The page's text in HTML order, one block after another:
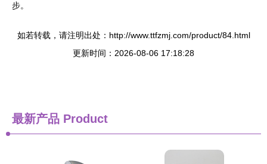
步。
如若转载，请注明出处：http://www.ttfzmj.com/product/84.html
更新时间：2026-08-06 17:18:28
最新产品 Product